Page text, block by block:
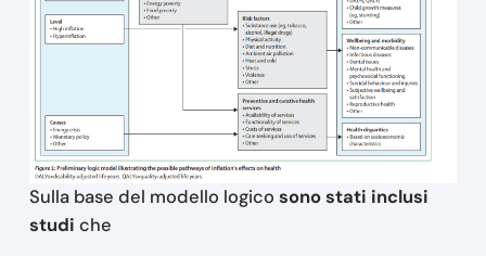
Sulla base del modello logico sono stati inclusi
studi che